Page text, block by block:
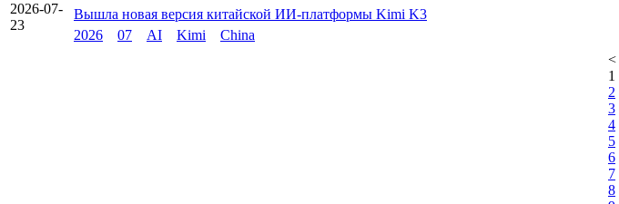
2026-07-
23
Вышла новая версия китайской ИИ‑платформы Kimi K3
2026
07 AI Kimi
China
<
1
2
3
4
5
6
7
8